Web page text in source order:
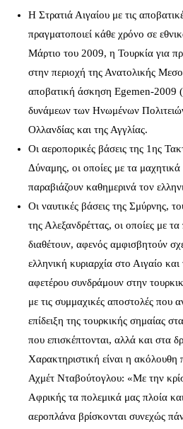
Η Στρατιά Αιγαίου με τις
πραγματοποιεί κάθε χρόνο σε
Μάρτιο του 2009, η Τουρκία για
στην περιοχή της Ανατολικής
αποβατική άσκηση Egemen-2009
δυνάμεων των Ηνωμένων
Ολλανδίας και της Αγγλίας.
Οι αεροπορικές βάσεις της 1ης
Δύναμης, οι οποίες με τα
παραβιάζουν καθημερινά τον
Οι ναυτικές βάσεις της Σμύρνης,
της Αλεξανδρέττας, οι οποίες με
διαθέτουν, αφενός αμφισβητούν
ελληνική κυριαρχία στο Αιγαίο
αφετέρου συνδράμουν στην
με τις συμμαχικές αποστολές που
επίδειξη της τουρκικής σημαίας
που επισκέπτονται, αλλά και στα
Χαρακτηριστική είναι η
Αχμέτ Νταβούτογλου: «Με την
Αφρικής τα πολεμικά μας πλοία
αεροπλάνα βρίσκονται συνεχώς